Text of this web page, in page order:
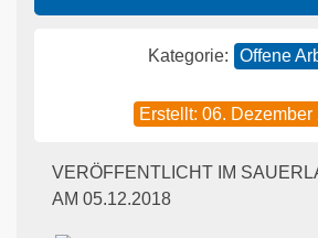
Kategorie: Offene
Erstellt: 06. Dezember
VERÖFFENTLICHT IM
AM 05.12.2018